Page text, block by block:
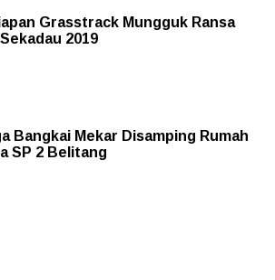
Grasstrack Mungguk Ransa
2019
Bangkai Mekar Disamping Rumah
SP 2 Belitang